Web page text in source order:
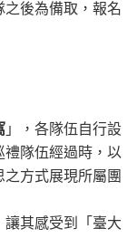
之後為備取，報名
」，各隊伍自行設
禮隊伍經過時，以
方式展現所屬團
其感受到「臺大